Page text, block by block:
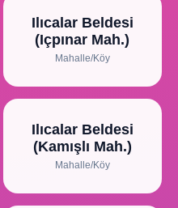
Ilıcalar Beldesi
(Içpınar Mah.)
Mahalle/Köy
Ilıcalar Beldesi
(Kamışlı Mah.)
Mahalle/Köy